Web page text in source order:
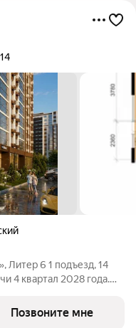
14
узнать все
Позвоните мне